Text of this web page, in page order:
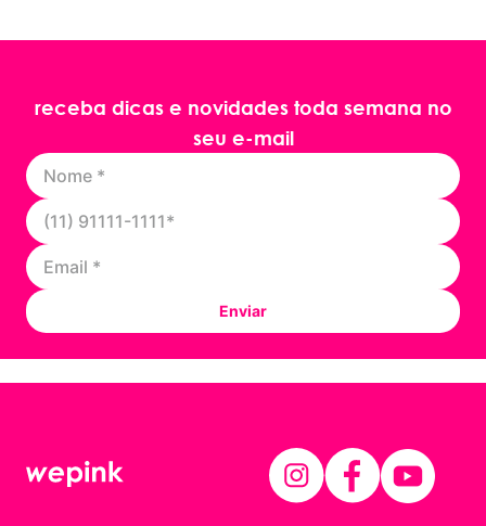
receba dicas e novidades toda semana no
seu e-mail
Enviar